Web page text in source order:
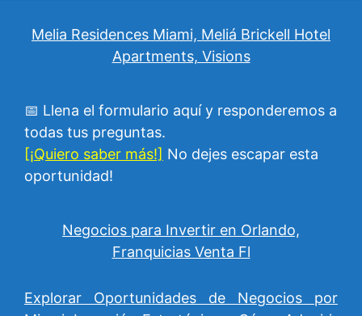
Melia Residences Miami, Meliá Brickell Hotel
Apartments, Visions
📅 Llena el formulario aquí y responderemos a
todas tus preguntas.
[¡Quiero saber más!] No dejes escapar esta
oportunidad!
Negocios para Invertir en Orlando,
Franquicias Venta Fl
Explorar Oportunidades de Negocios por